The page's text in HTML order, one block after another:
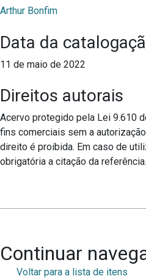
Arthur Bonfim
Data da
11 de maio de 2022
Direitos autorais
Acervo protegido pela Lei 9.610
fins comerciais sem a
direito é proibida. Em caso de
obrigatória a citação da referência.
Continuar
Voltar para a lista de itens